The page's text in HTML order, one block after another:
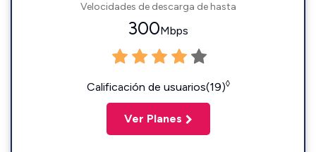
Velocidades de descarga de hasta
300Mbps
Calificación de usuarios(19)◊
Ver Planes